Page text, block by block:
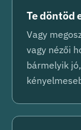
Te döntöd
Vagy
vagy nézői
bármelyik